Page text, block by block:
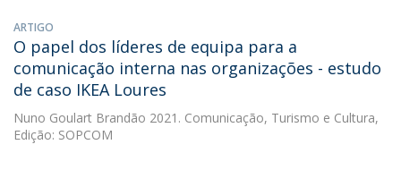
ARTIGO
O papel dos líderes de equipa para a
comunicação interna nas organizações - estudo
de caso IKEA Loures
Nuno Goulart Brandão 2021. Comunicação, Turismo e Cultura,
Edição: SOPCOM